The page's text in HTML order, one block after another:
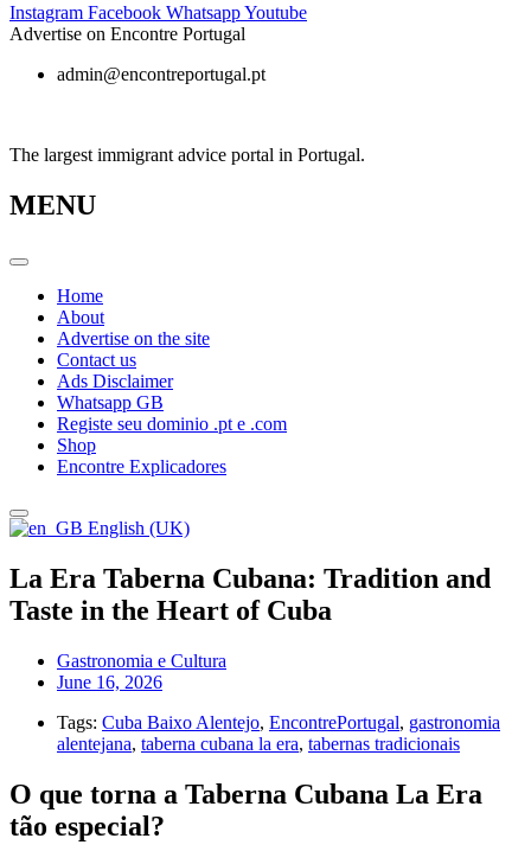
Skip
to
Instagram Facebook WhatsappYoutube
Advertise on Encontre Portugal
admin@encontreportugal.pt
The largest immigrant advice portal in Portugal.
MENU
Home
About
Advertise on the site
Contact us
Ads Disclaimer
Whatsapp GB
Registe seu dominio .pt e .com
Shop
Encontre Explicadores
English (UK)
La Era Taberna Cubana: Tradition and
Taste in the Heart of Cuba
Gastronomia e Cultura
June 16, 2026
Tags: Cuba Baixo Alentejo, EncontrePortugal, gastronomia
alentejana, taberna cubana la era, tabernas tradicionais
O que torna a Taberna Cubana La Era
tão especial?